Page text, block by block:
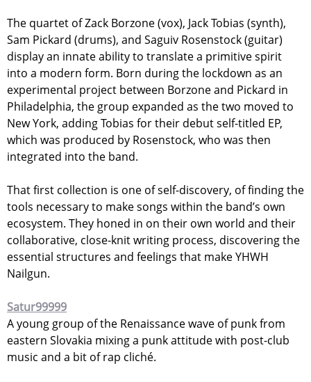
The quartet of Zack Borzone (vox), Jack Tobias (synth),
Sam Pickard (drums), and Saguiv Rosenstock (guitar)
display an innate ability to translate a primitive spirit
into a modern form. Born during the lockdown as an
experimental project between Borzone and Pickard in
Philadelphia, the group expanded as the two moved to
New York, adding Tobias for their debut self-titled EP,
which was produced by Rosenstock, who was then
integrated into the band.
That first collection is one of self-discovery, of finding the
tools necessary to make songs within the band’s own
ecosystem. They honed in on their own world and their
collaborative, close-knit writing process, discovering the
essential structures and feelings that make YHWH
Nailgun.
Satur99999
A young group of the Renaissance wave of punk from
eastern Slovakia mixing a punk attitude with post-club
music and a bit of rap cliché.